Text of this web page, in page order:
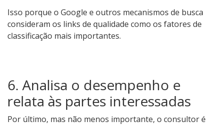
Isso porque o Google e outros mecanismos de busca
consideram os links de qualidade como os fatores de
classificação mais importantes.
6. Analisa o desempenho e
relata às partes interessadas
Por último, mas não menos importante, o consultor é